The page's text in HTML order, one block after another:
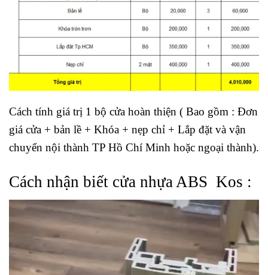
Cách tính giá trị 1 bộ cửa hoàn thiện ( Bao gồm : Đơn
giá cửa + bản lề + Khóa + nẹp chỉ + Lắp đặt và vận
chuyển nội thành TP Hồ Chí Minh hoặc ngoại thành).
Cách nhận biết cửa nhựa ABS Kos :
Trình
chơi